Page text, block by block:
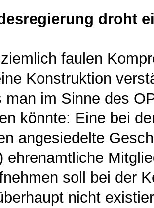
droht
faulen
Konstruktion
man im Sinne des
könnte: Eine bei
angesiedelte
ehrenamtliche
soll bei der
nicht